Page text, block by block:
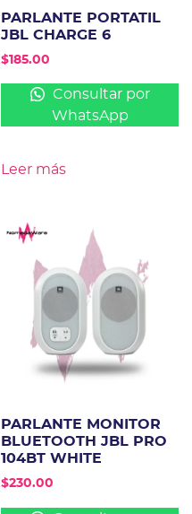
PARLANTE PORTATIL
JBL CHARGE 6
$185.00
Consultar por
WhatsApp
Leer más
PARLANTE MONITOR
BLUETOOTH JBL PRO
104BT WHITE
$230.00